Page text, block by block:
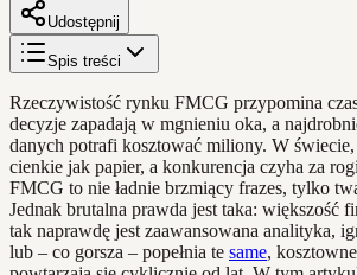
Udostępnij
Spis treści
Rzeczywistość rynku FMCG przypomina
decyzje zapadają w mgnieniu oka, a
danych potrafi kosztować miliony. W świecie,
cienkie jak papier, a konkurencja czyha za
FMCG to nie ładnie brzmiący frazes, tylko
Jednak brutalna prawda jest taka: większość
tak naprawdę jest zaawansowana analityka,
lub – co gorsza – popełnia te same,